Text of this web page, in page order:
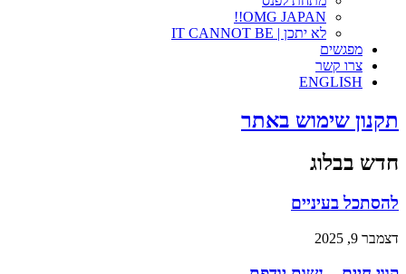
OMG JAPAN!!
לא יתכן | IT CANNOT BE
מפגשים
צרו קשר
ENGLISH
תקנון שימוש באתר
חדש בבלוג
להסתכל בעיניים
דצמבר 9, 2025